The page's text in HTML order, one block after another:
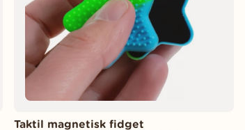
Taktil magnetisk fidget